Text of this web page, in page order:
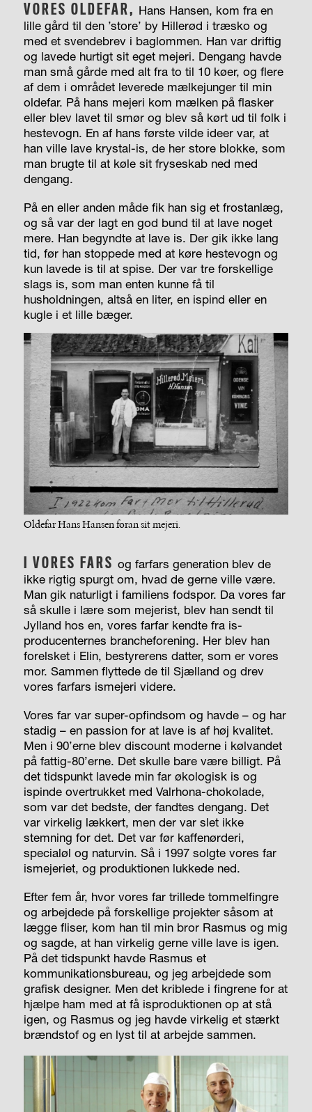
VORES OLDEFAR, Hans Hansen, kom fra en
lille gård til den ’store’ by Hillerød i træsko og
med et svendebrev i baglommen. Han var driftig
og lavede hurtigt sit eget mejeri. Dengang havde
man små gårde med alt fra to til 10 køer, og flere
af dem i området leverede mælkejunger til min
oldefar. På hans mejeri kom mælken på flasker
eller blev lavet til smør og blev så kørt ud til folk i
hestevogn. En af hans første vilde ideer var, at
han ville lave krystal-is, de her store blokke, som
man brugte til at køle sit fryseskab ned med
dengang.
På en eller anden måde fik han sig et frostanlæg,
og så var der lagt en god bund til at lave noget
mere. Han begyndte at lave is. Der gik ikke lang
tid, før han stoppede med at køre hestevogn og
kun lavede is til at spise. Der var tre forskellige
slags is, som man enten kunne få til
husholdningen, altså en liter, en ispind eller en
kugle i et lille bæger.
Oldefar Hans Hansen foran sit mejeri.
I VORES FARS og farfars generation blev de
ikke rigtig spurgt om, hvad de gerne ville være.
Man gik naturligt i familiens fodspor. Da vores far
så skulle i lære som mejerist, blev han sendt til
Jylland hos en, vores farfar kendte fra is-
producenternes brancheforening. Her blev han
forelsket i Elin, bestyrerens datter, som er vores
mor. Sammen flyttede de til Sjælland og drev
vores farfars ismejeri videre.
Vores far var super-opfindsom og havde – og har
stadig – en passion for at lave is af høj kvalitet.
Men i 90’erne blev discount moderne i kølvandet
på fattig-80’erne. Det skulle bare være billigt. På
det tidspunkt lavede min far økologisk is og
ispinde overtrukket med Valrhona-chokolade,
som var det bedste, der fandtes dengang. Det
var virkelig lækkert, men der var slet ikke
stemning for det. Det var før kaffenørderi,
specialøl og naturvin. Så i 1997 solgte vores far
ismejeriet, og produktionen lukkede ned.
Efter fem år, hvor vores far trillede tommelfingre
og arbejdede på forskellige projekter såsom at
lægge fliser, kom han til min bror Rasmus og mig
og sagde, at han virkelig gerne ville lave is igen.
På det tidspunkt havde Rasmus et
kommunikationsbureau, og jeg arbejdede som
grafisk designer. Men det kriblede i fingrene for at
hjælpe ham med at få isproduktionen op at stå
igen, og Rasmus og jeg havde virkelig et stærkt
brændstof og en lyst til at arbejde sammen.